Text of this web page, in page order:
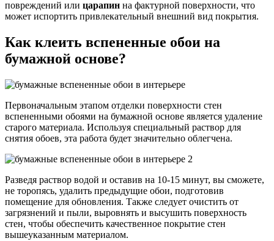
повреждений или царапин на фактурной поверхности, что
может испортить привлекательный внешний вид покрытия.
Как клеить вспененные обои на
бумажной основе?
Первоначальным этапом отделки поверхности стен
вспененными обоями на бумажной основе является удаление
старого материала. Используя специальный раствор для
снятия обоев, эта работа будет значительно облегчена.
Разведя раствор водой и оставив на 10-15 минут, вы сможете,
не торопясь, удалить предыдущие обои, подготовив
помещение для обновления. Также следует очистить от
загрязнений и пыли, выровнять и высушить поверхность
стен, чтобы обеспечить качественное покрытие стен
вышеуказанным материалом.